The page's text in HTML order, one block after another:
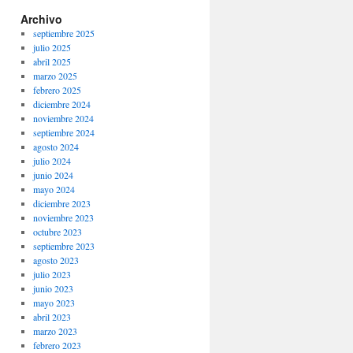
Archivo
septiembre 2025
julio 2025
abril 2025
marzo 2025
febrero 2025
diciembre 2024
noviembre 2024
septiembre 2024
agosto 2024
julio 2024
junio 2024
mayo 2024
diciembre 2023
noviembre 2023
octubre 2023
septiembre 2023
agosto 2023
julio 2023
junio 2023
mayo 2023
abril 2023
marzo 2023
febrero 2023